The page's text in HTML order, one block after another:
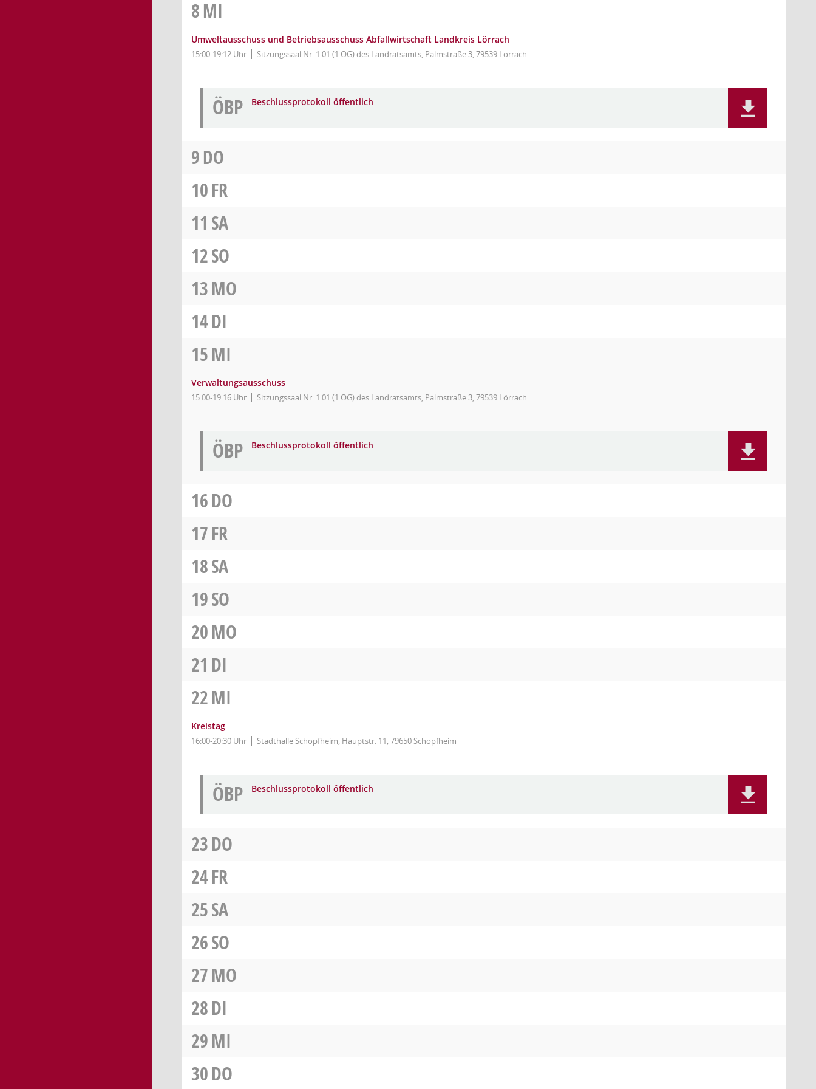
8MI
Umweltausschuss und Betriebsausschuss Abfallwirtschaft Landkreis Lörrach
15:00-19:12 Uhr Sitzungssaal Nr. 1.01 (1.OG) des Landratsamts, Palmstraße 3, 79539 Lörrach
ÖBP Beschlussprotokoll öffentlich
9DO
10FR
11 SA
12SO
13MO
14DI
15MI
Verwaltungsausschuss
15:00-19:16 Uhr Sitzungssaal Nr. 1.01 (1.OG) des Landratsamts, Palmstraße 3, 79539 Lörrach
ÖBP Beschlussprotokoll öffentlich
16DO
17FR
18SA
19SO
20MO
21 DI
22MI
Kreistag
16:00-20:30 Uhr Stadthalle Schopfheim, Hauptstr. 11, 79650 Schopfheim
ÖBP Beschlussprotokoll öffentlich
23DO
24FR
25SA
26SO
27MO
28DI
29MI
30DO